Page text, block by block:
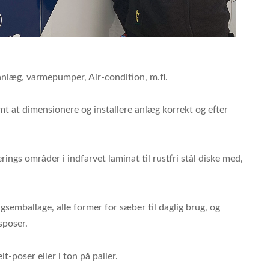
varmepumper, Air-condition, m.fl.
at dimensionere og installere anlæg korrekt og efter
områder i indfarvet laminat til rustfri stål diske med,
alle former for sæber til daglig brug, og
poser eller i ton på paller.